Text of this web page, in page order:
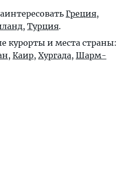
Греция,
, Турция.
курорты и места страны:
, Каир, Хургада, Шарм-